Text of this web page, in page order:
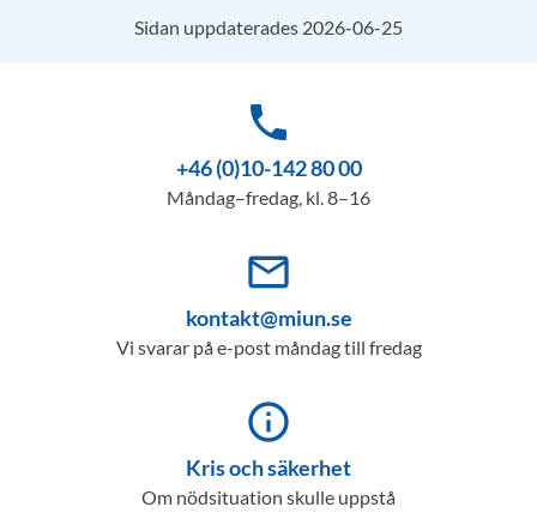
Sidan uppdaterades 2026-06-25
phone
+46 (0)10-142 80 00
Måndag–fredag, kl. 8–16
mail_outline
kontakt@miun.se
Vi svarar på e-post måndag till fredag
info_outline
Kris och säkerhet
Om nödsituation skulle uppstå